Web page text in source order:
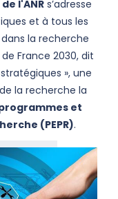
l'ANRs’adresse
et à tous les
la recherche
France 2030, dit
», une
la recherche la
et
(PEPR).